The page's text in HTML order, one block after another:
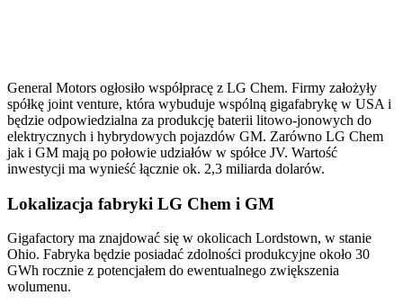
General Motors ogłosiło współpracę z LG Chem. Firmy założyły
spółkę joint venture, która wybuduje wspólną gigafabrykę w USA i
będzie odpowiedzialna za produkcję baterii litowo-jonowych do
elektrycznych i hybrydowych pojazdów GM. Zarówno LG Chem
jak i GM mają po połowie udziałów w spółce JV. Wartość
inwestycji ma wynieść łącznie ok. 2,3 miliarda dolarów.
Lokalizacja fabryki LG Chem i GM
Gigafactory ma znajdować się w okolicach Lordstown, w stanie
Ohio. Fabryka będzie posiadać zdolności produkcyjne około 30
GWh rocznie z potencjałem do ewentualnego zwiększenia
wolumenu.